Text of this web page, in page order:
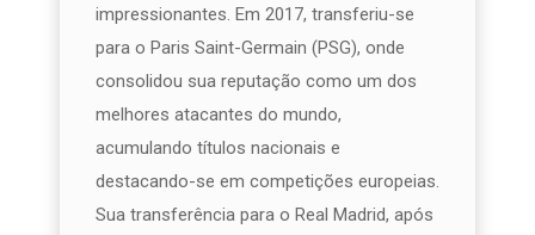
impressionantes. Em 2017, transferiu-se
para o Paris Saint-Germain (PSG), onde
consolidou sua reputação como um dos
melhores atacantes do mundo,
acumulando títulos nacionais e
destacando-se em competições europeias.
Sua transferência para o Real Madrid, após